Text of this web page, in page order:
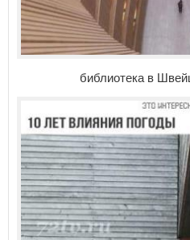
библиотека в